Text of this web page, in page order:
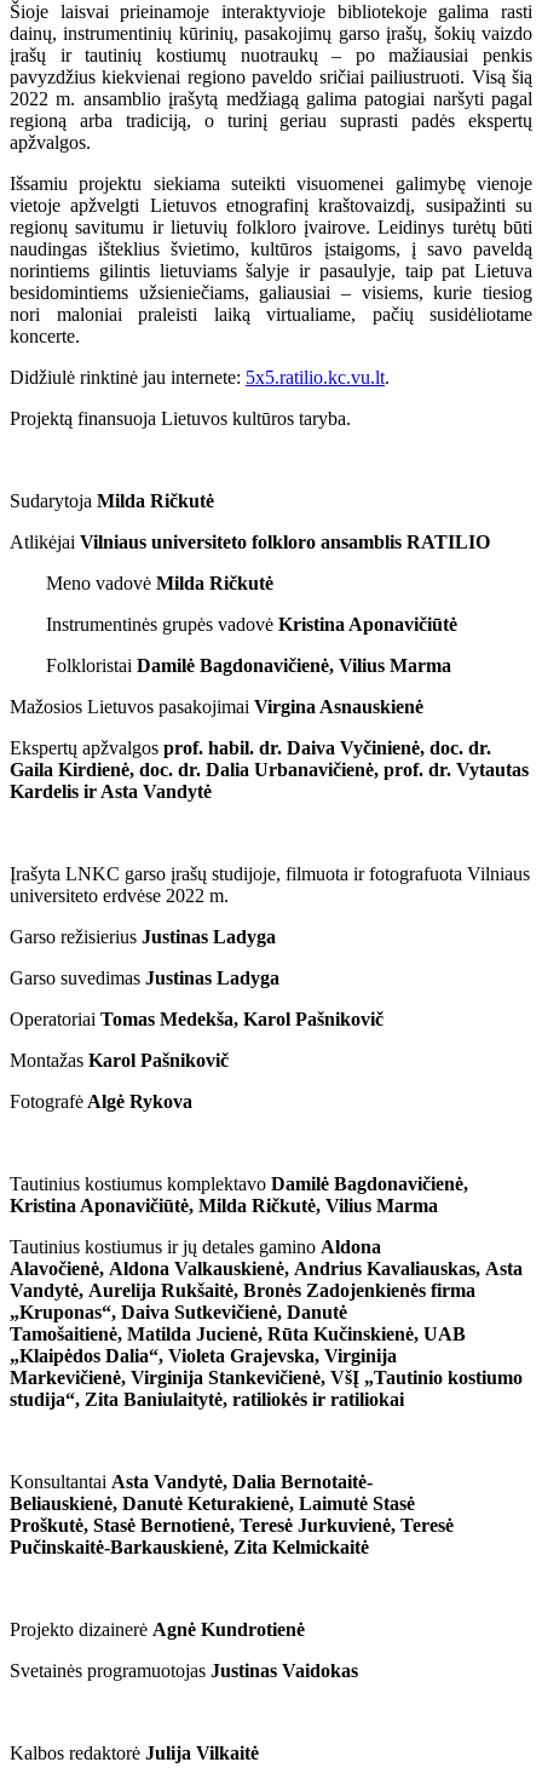
Šioje laisvai prieinamoje interaktyvioje bibliotekoje galima rasti
dainų, instrumentinių kūrinių, pasakojimų garso įrašų, šokių vaizdo
įrašų ir tautinių kostiumų nuotraukų – po mažiausiai penkis
pavyzdžius kiekvienai regiono paveldo sričiai pailiustruoti. Visą šią
2022 m. ansamblio įrašytą medžiagą galima patogiai naršyti pagal
regioną arba tradiciją, o turinį geriau suprasti padės ekspertų
apžvalgos.
Išsamiu projektu siekiama suteikti visuomenei galimybę vienoje
vietoje apžvelgti Lietuvos etnografinį kraštovaizdį, susipažinti su
regionų savitumu ir lietuvių folkloro įvairove. Leidinys turėtų būti
naudingas išteklius švietimo, kultūros įstaigoms, į savo paveldą
norintiems gilintis lietuviams šalyje ir pasaulyje, taip pat Lietuva
besidomintiems užsieniečiams, galiausiai – visiems, kurie tiesiog
nori maloniai praleisti laiką virtualiame, pačių susidėliotame
koncerte.
Didžiulė rinktinė jau internete: 5x5.ratilio.kc.vu.lt.
Projektą finansuoja Lietuvos kultūros taryba.
Sudarytoja Milda Ričkutė
Atlikėjai Vilniaus universiteto folkloro ansamblis RATILIO
Meno vadovė Milda Ričkutė
Instrumentinės grupės vadovė Kristina Aponavičiūtė
Folkloristai Damilė Bagdonavičienė, Vilius Marma
Mažosios Lietuvos pasakojimai Virgina Asnauskienė
Ekspertų apžvalgos prof. habil. dr. Daiva Vyčinienė, doc. dr.
Gaila Kirdienė, doc. dr. Dalia Urbanavičienė, prof. dr. Vytautas
Kardelis ir Asta Vandytė
Įrašyta LNKC garso įrašų studijoje, filmuota ir fotografuota Vilniaus
universiteto erdvėse 2022 m.
Garso režisierius Justinas Ladyga
Garso suvedimas Justinas Ladyga
Operatoriai Tomas Medekša, Karol Pašnikovič
Montažas Karol Pašnikovič
Fotografė Algė Rykova
Tautinius kostiumus komplektavo Damilė Bagdonavičienė,
Kristina Aponavičiūtė, Milda Ričkutė, Vilius Marma
Tautinius kostiumus ir jų detales gamino Aldona
Alavočienė, Aldona Valkauskienė, Andrius Kavaliauskas, Asta
Vandytė, Aurelija Rukšaitė, Bronės Zadojenkienės firma
„Kruponas“, Daiva Sutkevičienė, Danutė
Tamošaitienė, Matilda Jucienė, Rūta Kučinskienė, UAB
„Klaipėdos Dalia“, Violeta Grajevska, Virginija
Markevičienė, Virginija Stankevičienė, VšĮ „Tautinio kostiumo
studija“, Zita Baniulaitytė, ratiliokės ir ratiliokai
Konsultantai Asta Vandytė, Dalia Bernotaitė-
Beliauskienė, Danutė Keturakienė, Laimutė Stasė
Proškutė, Stasė Bernotienė, Teresė Jurkuvienė, Teresė
Pučinskaitė-Barkauskienė, Zita Kelmickaitė
Projekto dizainerė Agnė Kundrotienė
Svetainės programuotojas Justinas Vaidokas
Kalbos redaktorė Julija Vilkaitė